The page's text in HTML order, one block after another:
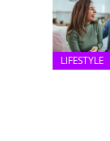
LIFESTYLE